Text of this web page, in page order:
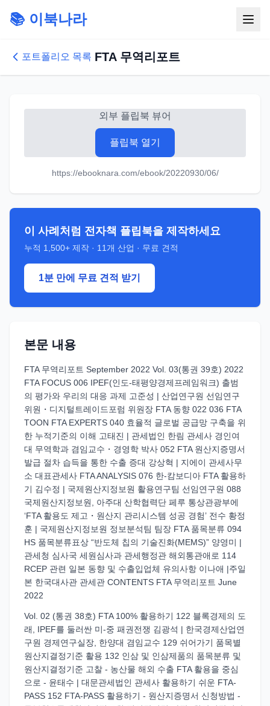
📚 이북나라
포트폴리오 목록 FTA 무역리포트
외부 플립북 뷰어
플립북 열기
https://ebooknara.com/ebook/20220930/06/
이 사례처럼 전자책 플립북을 제작하세요
누적 1,500+ 제작 · 11 개 산업 · 무료 견적
1분 만에 무료 견적 받기
본문 내용
FTA 무역리포트 September 2022 Vol. 03(통권 39호) 2022
FTA FOCUS 006 IPEF(인도-태평양경제프레임워크) 출범
의 평가와 우리의 대응 과제 고준성 | 산업연구원 선임연구
위원・디지털트레이드포럼 위원장 FTA 동향 022 036 FTA
TOON FTA EXPERTS 040 효율적 글로벌 공급망 구축을 위
한 누적기준의 이해 고태진 | 관세법인 한림 관세사 경인여
대 무역학과 겸임교수・경영학 박사 052 FTA 원산지증명서
발급 절차 습득을 통한 수출 증대 강상혁 | 지에이 관세사무
소 대표관세사 FTA ANALYSIS 076 한-캄보디아 FTA 활용하
기 김수정 | 국제원산지정보원 활용연구팀 선임연구원 088
국제원산지정보원, 아주대 산학협력단 페루 통상관광부에
‘FTA 활용도 제고・원산지 관리시스템 성공 경험’ 전수 황정
훈 | 국제원산지정보원 정보분석팀 팀장 FTA 품목분류 094
HS 품목분류표상 “반도체 칩의 기술진화(MEMS)” 양영미 |
관세청 심사국 세원심사과 관세행정관 해외통관애로 114
RCEP 관련 일본 동향 및 수출입업체 유의사항 이나애 |주일
본 한국대사관 관세관 CONTENTS FTA 무역리포트 June
2022
Vol. 02 (통권 38호) FTA 100% 활용하기 122 블록경제의 도
래, IPEF를 둘러싼 미-중 패권전쟁 김광석 | 한국경제산업연
구원 경제연구실장, 한양대 겸임교수 129 쉬어가기 품목별
원산지결정기준 활용 132 인삼 및 인삼제품의 품목분류 및
원산지결정기준 고찰 - 농산물 해외 수출 FTA 활용을 중심
으로 - 윤태수 | 대문관세법인 관세사 활용하기 쉬운 FTA-
PASS 152 FTA-PASS 활용하기 - 원산지증명서 신청방법 -